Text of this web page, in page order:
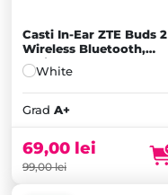
Casti In-Ear ZTE Buds 2
Wireless Bluetooth,
White - A+
White
Grad A+
99,00lei
inițial
fost:
99,00 lei.
69,00 lei
Prețul
este:
69,00 lei.